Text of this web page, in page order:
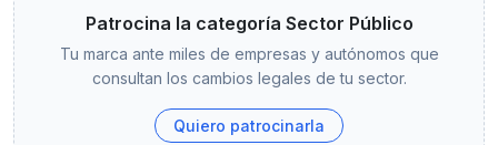
Patrocina la categoría Sector Público
Tu marca ante miles de empresas y autónomos que
consultan los cambios legales de tu sector.
Quiero patrocinarla